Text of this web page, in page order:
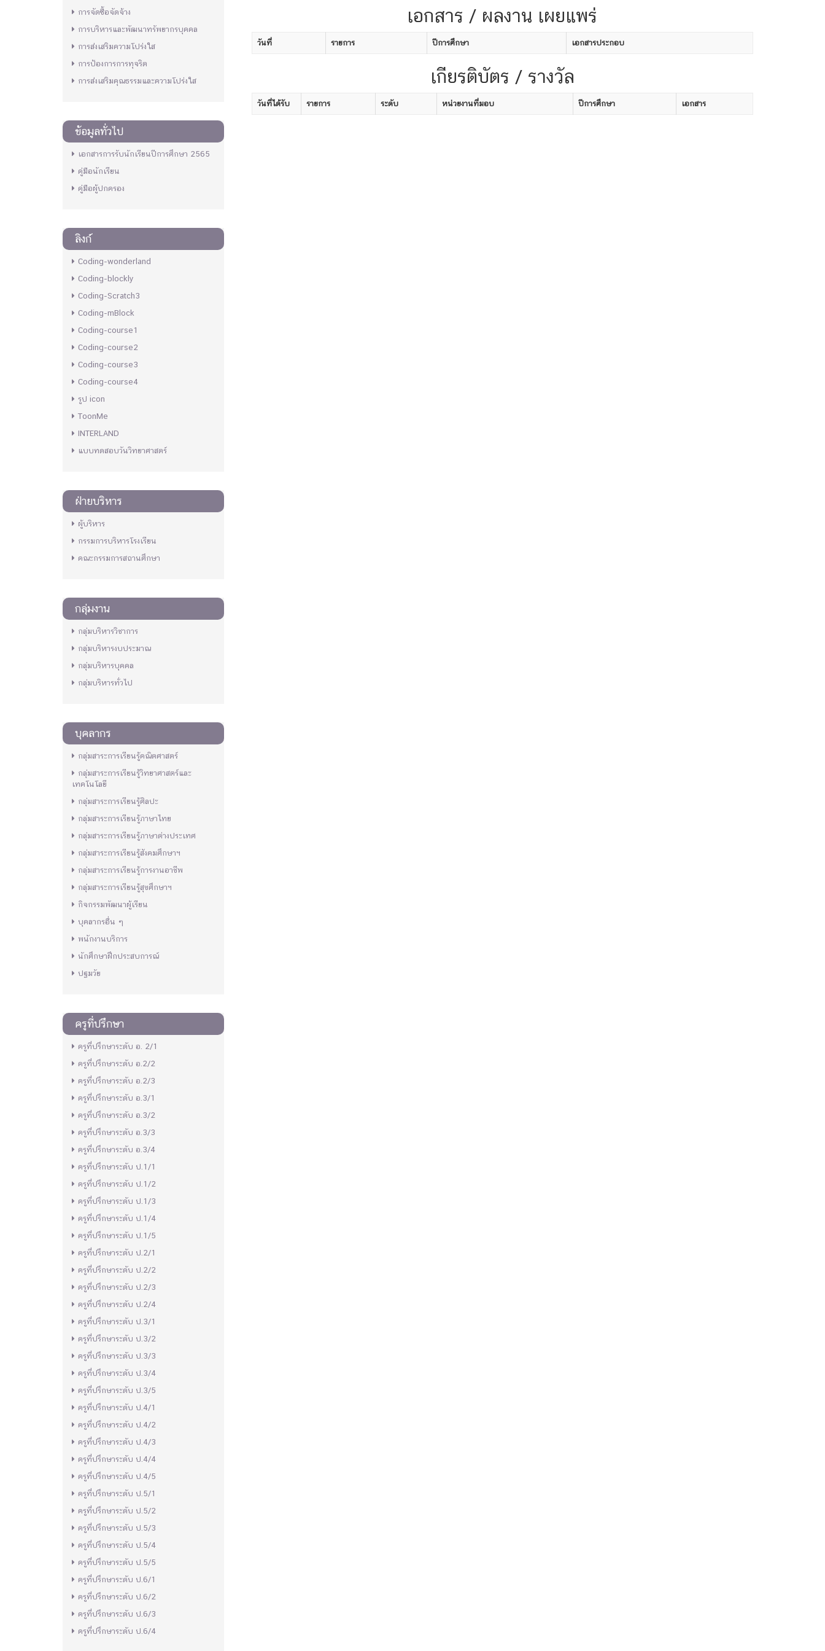
การจัดซื้อจัดจ้าง
การบริหารและพัฒนาทรัพยากรบุคคล
การส่งเสริมความโปร่งใส
การป้องการการทุจริต
การส่งเสริมคุณธรรมและความโปร่งใส
ข้อมูลทั่วไป
เอกสารการรับนักเรียนปีการศึกษา 2565
คู่มือนักเรียน
คู่มือผู้ปกครอง
ลิงก์
Coding-wonderland
Coding-blockly
Coding-Scratch3
Coding-mBlock
Coding-course1
Coding-course2
Coding-course3
Coding-course4
รูป icon
ToonMe
INTERLAND
แบบทดสอบวันวิทยาศาสตร์
ฝ่ายบริหาร
ผู้บริหาร
กรรมการบริหารโรงเรียน
คณะกรรมการสถานศึกษา
กลุ่มงาน
กลุ่มบริหารวิชาการ
กลุ่มบริหารงบประมาณ
กลุ่มบริหารบุคคล
กลุ่มบริหารทั่วไป
บุคลากร
กลุ่มสาระการเรียนรู้คณิตศาสตร์
กลุ่มสาระการเรียนรู้วิทยาศาสตร์และ
เทคโนโลยี
กลุ่มสาระการเรียนรู้ศิลปะ
กลุ่มสาระการเรียนรู้ภาษาไทย
กลุ่มสาระการเรียนรู้ภาษาต่างประเทศ
กลุ่มสาระการเรียนรู้สังคมศึกษาฯ
กลุ่มสาระการเรียนรู้การงานอาชีพ
กลุ่มสาระการเรียนรู้สุขศึกษาฯ
กิจกรรมพัฒนาผู้เรียน
บุคลากรอื่น ๆ
พนักงานบริการ
นักศึกษาฝึกประสบการณ์
ปฐมวัย
ครูที่ปรึกษา
ครูที่ปรึกษาระดับ อ. 2/1
ครูที่ปรึกษาระดับ อ.2/2
ครูที่ปรึกษาระดับ อ.2/3
ครูที่ปรึกษาระดับ อ.3/1
ครูที่ปรึกษาระดับ อ.3/2
ครูที่ปรึกษาระดับ อ.3/3
ครูที่ปรึกษาระดับ อ.3/4
ครูที่ปรึกษาระดับ ป.1/1
ครูที่ปรึกษาระดับ ป.1/2
ครูที่ปรึกษาระดับ ป.1/3
ครูที่ปรึกษาระดับ ป.1/4
ครูที่ปรึกษาระดับ ป.1/5
ครูที่ปรึกษาระดับ ป.2/1
ครูที่ปรึกษาระดับ ป.2/2
ครูที่ปรึกษาระดับ ป.2/3
ครูที่ปรึกษาระดับ ป.2/4
ครูที่ปรึกษาระดับ ป.3/1
ครูที่ปรึกษาระดับ ป.3/2
ครูที่ปรึกษาระดับ ป.3/3
ครูที่ปรึกษาระดับ ป.3/4
ครูที่ปรึกษาระดับ ป.3/5
ครูที่ปรึกษาระดับ ป.4/1
ครูที่ปรึกษาระดับ ป.4/2
ครูที่ปรึกษาระดับ ป.4/3
ครูที่ปรึกษาระดับ ป.4/4
ครูที่ปรึกษาระดับ ป.4/5
ครูที่ปรึกษาระดับ ป.5/1
ครูที่ปรึกษาระดับ ป.5/2
ครูที่ปรึกษาระดับ ป.5/3
ครูที่ปรึกษาระดับ ป.5/4
ครูที่ปรึกษาระดับ ป.5/5
ครูที่ปรึกษาระดับ ป.6/1
ครูที่ปรึกษาระดับ ป.6/2
ครูที่ปรึกษาระดับ ป.6/3
ครูที่ปรึกษาระดับ ป.6/4
เอกสาร / ผลงาน เผยแพร่
วันที่ รายการ ปีการศึกษา เอกสารประกอบ
เกียรติบัตร / รางวัล
วันที่ได้รับ รายการ ระดับ หน่วยงานที่มอบ ปีการศึกษา เอกสาร